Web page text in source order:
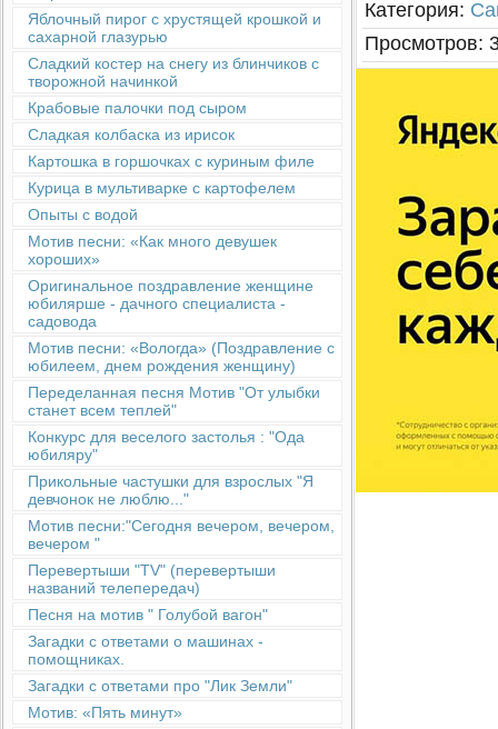
Яблочный пирог с хрустящей крошкой и
сахарной глазурью
Сладкий костер на снегу из блинчиков с
творожной начинкой
Крабовые палочки под сыром
Сладкая колбаска из ирисок
Картошка в горшочках с куриным филе
Курица в мультиварке с картофелем
Опыты с водой
Мотив песни: «Как много девушек
хороших»
Оригинальное поздравление женщине
юбилярше - дачного специалиста -
садовода
Мотив песни: «Вологда» (Поздравление с
юбилеем, днем рождения женщину)
Переделанная песня Мотив "От улыбки
станет всем теплей"
Конкурс для веселого застолья : "Ода
юбиляру"
Прикольные частушки для взрослых "Я
девчонок не люблю..."
Мотив песни:"Сегодня вечером, вечером,
вечером "
Перевертыши "TV" (перевертыши
названий телепередач)
Песня на мотив " Голубой вагон"
Загадки с ответами о машинах -
помощниках.
Загадки с ответами про "Лик Земли"
Мотив: «Пять минут»
Категория:
Просмотров: